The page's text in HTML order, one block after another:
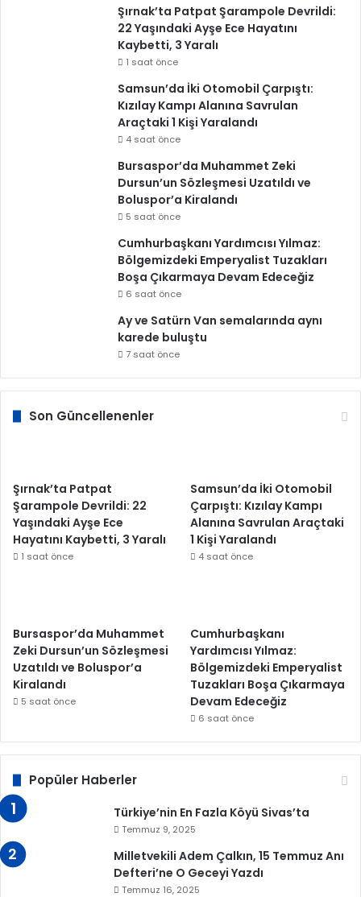
Şırnak’ta Patpat Şarampole Devrildi:
22 Yaşındaki Ayşe Ece Hayatını
Kaybetti, 3 Yaralı
1 saat önce
Samsun’da İki Otomobil Çarpıştı:
Kızılay Kampı Alanına Savrulan
Araçtaki 1 Kişi Yaralandı
4 saat önce
Bursaspor’da Muhammet Zeki
Dursun’un Sözleşmesi Uzatıldı ve
Boluspor’a Kiralandı
5 saat önce
Cumhurbaşkanı Yardımcısı Yılmaz:
Bölgemizdeki Emperyalist Tuzakları
Boşa Çıkarmaya Devam Edeceğiz
6 saat önce
Ay ve Satürn Van semalarında aynı
karede buluştu
7 saat önce
Son Güncellenenler
Şırnak’ta Patpat
Şarampole Devrildi: 22
Yaşındaki Ayşe Ece
Hayatını Kaybetti, 3 Yaralı
1 saat önce
Samsun’da İki Otomobil
Çarpıştı: Kızılay Kampı
Alanına Savrulan Araçtaki
1 Kişi Yaralandı
4 saat önce
Bursaspor’da Muhammet
Zeki Dursun’un Sözleşmesi
Uzatıldı ve Boluspor’a
Kiralandı
5 saat önce
Cumhurbaşkanı
Yardımcısı Yılmaz:
Bölgemizdeki Emperyalist
Tuzakları Boşa Çıkarmaya
Devam Edeceğiz
6 saat önce
Popüler Haberler
Türkiye’nin En Fazla Köyü Sivas’ta
Temmuz 9, 2025
Milletvekili Adem Çalkın, 15 Temmuz Anı
Defteri’ne O Geceyi Yazdı
Temmuz 16, 2025